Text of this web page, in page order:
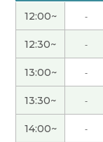
还是我们有时
一下好！ 谢
学习的话知道
下次见吧。(
非常感谢您如
12:00~ -
12:30~ -
13:00~ -
13:30~ -
14:00~ -